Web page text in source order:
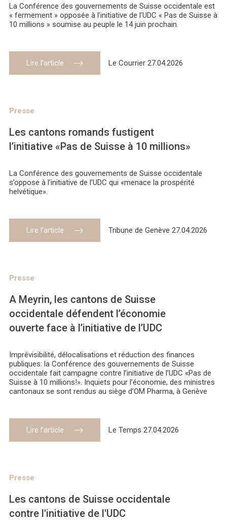
La Conférence des gouvernements de Suisse occidentale est
« fermement » opposée à l’initiative de l’UDC « Pas de Suisse à
10 millions » soumise au peuple le 14 juin prochain.
Lire l’article Le Courrier 27.04.2026
Presse
Les cantons romands fustigent
l’initiative «Pas de Suisse à 10 millions»
La Conférence des gouvernements de Suisse occidentale
s’oppose à l’initiative de l’UDC qui «menace la prospérité
helvétique».
Lire l’article Tribune de Genève 27.04.2026
Presse
A Meyrin, les cantons de Suisse
occidentale défendent l’économie
ouverte face à l’initiative de l’UDC
Imprévisibilité, délocalisations et réduction des finances
publiques: la Conférence des gouvernements de Suisse
occidentale fait campagne contre l’initiative de l’UDC «Pas de
Suisse à 10 millions!». Inquiets pour l’économie, des ministres
cantonaux se sont rendus au siège d’OM Pharma, à Genève
Lire l’article Le Temps 27.04.2026
Presse
Les cantons de Suisse occidentale
contre l'initiative de l'UDC